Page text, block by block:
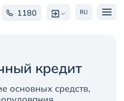
1180 RU
кредит
основных средств,